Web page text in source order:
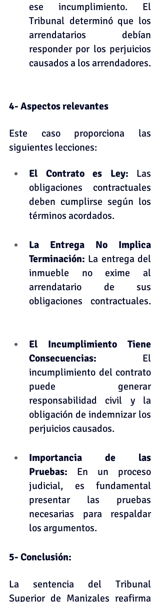
ese incumplimiento. El
Tribunal determinó que los
arrendatarios debían
responder por los perjuicios
causados a los arrendadores.
4- Aspectos relevantes
Este caso proporciona las
siguientes lecciones:
El Contrato es Ley: Las
obligaciones contractuales
deben cumplirse según los
términos acordados.
La Entrega No Implica
Terminación: La entrega del
inmueble no exime al
arrendatario de sus
obligaciones contractuales.
El Incumplimiento Tiene
Consecuencias: El
incumplimiento del contrato
puede generar
responsabilidad civil y la
obligación de indemnizar los
perjuicios causados.
Importancia de las
Pruebas: En un proceso
judicial, es fundamental
presentar las pruebas
necesarias para respaldar
los argumentos.
5- Conclusión:
La sentencia del Tribunal
Superior de Manizales reafirma